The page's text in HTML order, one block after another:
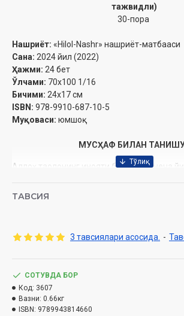
тажвидли)
30-пора
Нашриёт: «Hilol-Nashr» нашриёт-матбааси
Сана: 2024 йил (2022)
Ҳажми: 24 бет
Ўлчами: 70х100 1/16
Бичими: 24x17 см
ISBN: 978-9910-687-10-5
Муқоваси: юмшоқ
МУСҲАФ БИЛАН
Аллоҳ таолонинг инояти билан бир неча
мусҳафи шарифни тайёрлаб, сиз азизларга
мувофиқ, тажвид аҳкомларига риоя
Убай ибн Каъбдан, улар Набий Муҳаммад
васалламдан ривоят қилганлар.
Қуйида ушбу мусҳафда қўлланган манҳаж
ТАВСИЯ
3 тавсиялари асосида. -
СОТУВДА БОР
Код: 3607
Вазни: 0.66кг
ISBN: 9789943814660